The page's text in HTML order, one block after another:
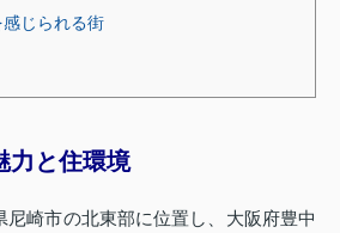
感じられる街
力と住環境
尼崎市の北東部に位置し、大阪府豊中